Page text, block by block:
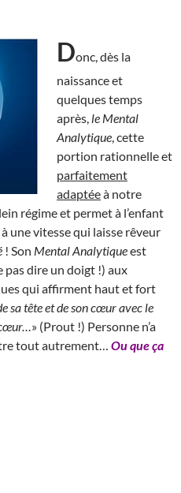
Donc, dès la
naissance et
quelques temps
après, le Mental
Analytique , cette
portion rationnelle et
parfaitement
adaptéeà notre
régime et permet à l’enfant
une vitesse qui laisse rêveur
! Son Mental Analytiqueest
pas dire un doigt !) aux
qui affirment haut et fort
sa tête et de son cœur avec le
» (Prout !) Personne n’a
tout autrement… Ou que ça